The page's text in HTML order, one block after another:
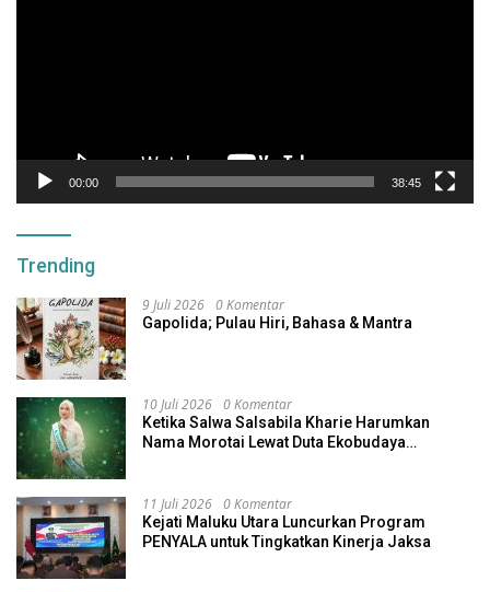
00:00 38:45
Trending
9 Juli 2026 0 Komentar
Gapolida; Pulau Hiri, Bahasa & Mantra
10 Juli 2026 0 Komentar
Ketika Salwa Salsabila Kharie Harumkan
Nama Morotai Lewat Duta Ekobudaya
11 Juli 2026 0 Komentar
Kejati Maluku Utara Luncurkan Program
PENYALA untuk Tingkatkan Kinerja Jaksa